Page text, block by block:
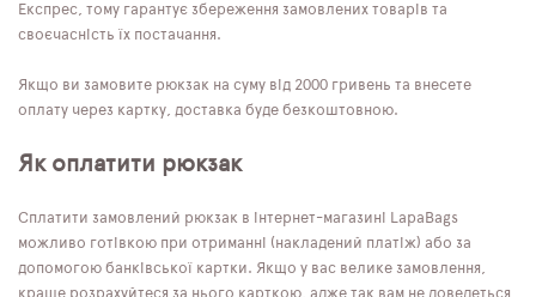
Експрес, тому гарантує збереження замовлених товарів та
своєчасність їх постачання.
Якщо ви замовите рюкзак на суму від 2000 гривень та внесете
оплату через картку, доставка буде безкоштовною.
Як оплатити рюкзак
Сплатити замовлений рюкзак в інтернет-магазині LapaBags
можливо готівкою при отриманні (накладений платіж) або за
допомогою банківської картки. Якщо у вас велике замовлення,
краще розрахуйтеся за нього карткою, адже так вам не доведеться